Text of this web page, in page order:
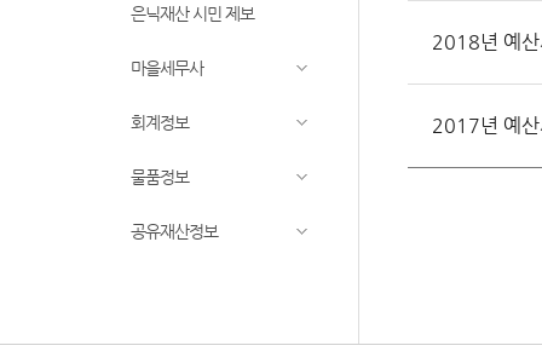
은닉재산 시민 제보
마을세무사
회계정보
물품정보
공유재산정보
2018년 예산
2017년 예산